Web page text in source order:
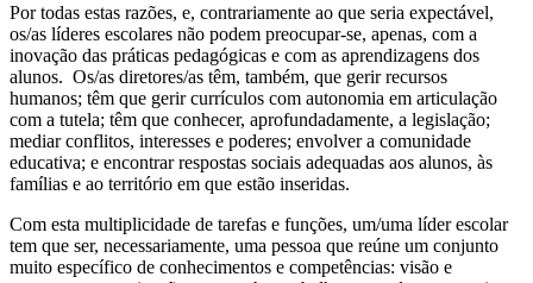
Por todas estas razões, e, contrariamente ao que seria expectável,
os/as líderes escolares não podem preocupar-se, apenas, com a
inovação das práticas pedagógicas e com as aprendizagens dos
alunos. Os/as diretores/as têm, também, que gerir recursos
humanos; têm que gerir currículos com autonomia em articulação
com a tutela; têm que conhecer, aprofundadamente, a legislação;
mediar conflitos, interesses e poderes; envolver a comunidade
educativa; e encontrar respostas sociais adequadas aos alunos, às
famílias e ao território em que estão inseridas.
Com esta multiplicidade de tarefas e funções, um/uma líder escolar
tem que ser, necessariamente, uma pessoa que reúne um conjunto
muito específico de conhecimentos e competências: visão e